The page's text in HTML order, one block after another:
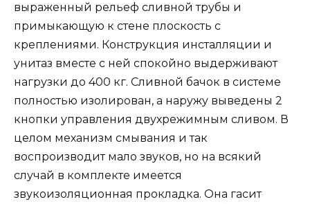
выраженный рельеф сливной трубы и
примыкающую к стене плоскость с
креплениями. Конструкция инсталляции и
унитаз вместе с ней спокойно выдерживают
нагрузки до 400 кг. Сливной бачок в системе
полностью изолирован, а наружу выведены 2
кнопки управления двухрежимным сливом. В
целом механизм смывания и так
воспроизводит мало звуков, но на всякий
случай в комплекте имеется
звукоизоляционная прокладка. Она гасит